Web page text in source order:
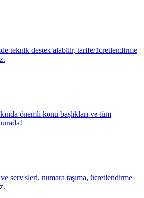
teknik destek alabilir, tarife/ücretlendirme
önemli konu başlıkları ve tüm
servisleri, numara taşıma, ücretlendirme